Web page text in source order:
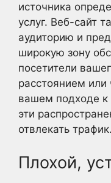
источника
услуг. Веб-сайт
аудиторию и
широкую зону
посетители
расстоянием
вашем подходе к
эти
отвлекать трафик.
Плохой,